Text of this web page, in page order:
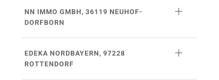
NN IMMO GMBH, 36119 NEUHOF-
DORFBORN
EDEKA NORDBAYERN, 97228
ROTTENDORF